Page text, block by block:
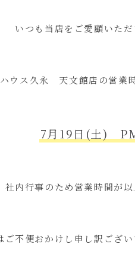
いつも当店をご愛顧いた
ウス久永 天文館店の営業
7月19日(土)
社内行事のため営業時間が
不便おかけし申し訳ござい